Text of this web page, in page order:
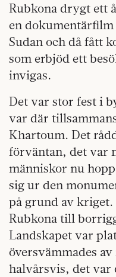
Rubkona drygt ett
en
Sudan och då fått
som erbjöd ett
invigas.
Det var stor fest i
var där
Khartoum. Det
förväntan, det var
människor nu
sig ur den
på grund av
Rubkona till
Landskapet var
översvämmades
halvårsvis, det